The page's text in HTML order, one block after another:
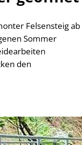
Felsensteig ab
Sommer
den